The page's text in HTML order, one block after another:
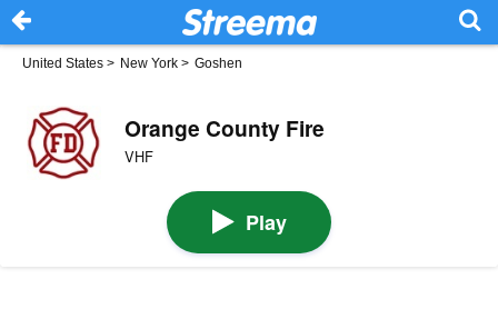
United States > New York > Goshen
Orange County Fire
VHF
Play